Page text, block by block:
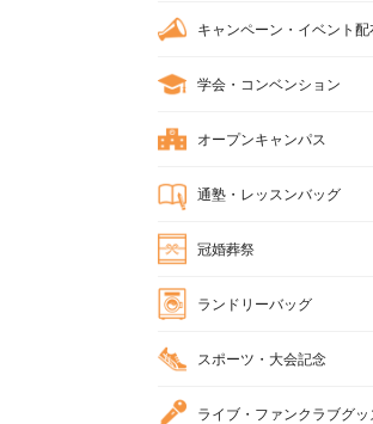
キャンペーン・イベント配
学会・コンベンション
オープンキャンパス
通塾・レッスンバッグ
冠婚葬祭
ランドリーバッグ
スポーツ・大会記念
ライブ・ファンクラブグッ